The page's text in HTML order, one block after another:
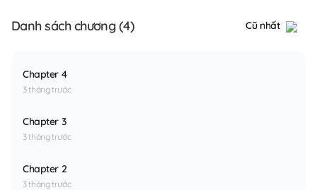
Danh sách chương (4) Cũ nhất
Chapter 4
3 tháng trước
Chapter 3
3 tháng trước
Chapter 2
3 tháng trước